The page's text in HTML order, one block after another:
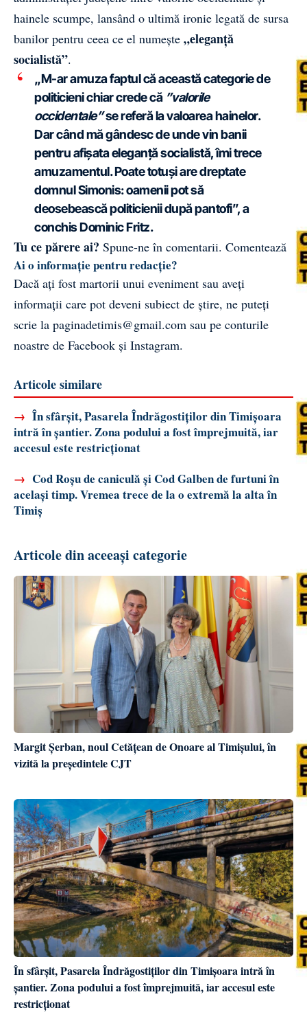
hainele scumpe, lansând o ultimă ironie legată de sursa
banilor pentru ceea ce el numește „eleganță
socialistă”.
„M-ar amuza faptul că această categorie de
politicieni chiar crede că ”valorile
occidentale”se referă la valoarea hainelor.
Dar când mă gândesc de unde vin banii
pentru afișata eleganță socialistă, îmi trece
amuzamentul. Poate totuși are dreptate
domnul Simonis: oamenii pot să
deosebească politicienii după pantofi”, a
conchis Dominic Fritz.
Tu ce părere ai? Spune-ne în comentarii. Comentează
Ai o informație pentru redacție?
Dacă ați fost martorii unui eveniment sau aveți
informații care pot deveni subiect de știre, ne puteți
scrie la paginadetimis@gmail.com sau pe conturile
noastre de Facebook și Instagram.
Articole similare
→ În sfârșit, Pasarela Îndrăgostiților din Timișoara
intră în șantier. Zona podului a fost împrejmuită, iar
accesul este restricționat
→ Cod Roșu de caniculă și Cod Galben de furtuni în
același timp. Vremea trece de la o extremă la alta în
Timiș
Articole din aceeași categorie
Margit Șerban, noul Cetățean de Onoare al Timișului, în
vizită la președintele CJT
În sfârșit, Pasarela Îndrăgostiților din Timișoara intră în
șantier. Zona podului a fost împrejmuită, iar accesul este
restricționat